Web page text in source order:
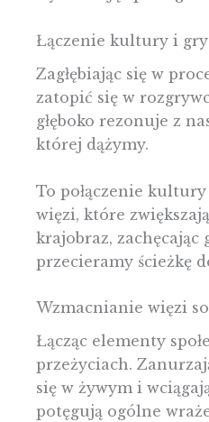
Łączenie kultury i gry
Zagłębiając się w
zatopić się w
głęboko rezonuje z
której dążymy.
To połączenie
więzi, które
krajobraz,
przecieramy ścieżkę
Wzmacnianie więzi
Łącząc elementy
przeżyciach.
się w żywym i
potęgują ogólne